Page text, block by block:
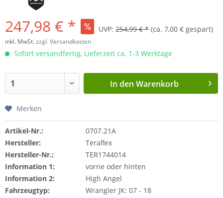
247,98 € * UVP: 254,99 € * (ca. 7,00 € gespart)
inkl. MwSt.zzgl. Versandkosten
Sofort versandfertig, Lieferzeit ca. 1-3 Werktage
In den Warenkorb
Merken
Artikel-Nr.:
0707.21A
Hersteller:
Teraflex
Hersteller-Nr.:
TER1744014
Information 1:
vorne oder hinten
Information 2:
High Angel
Fahrzeugtyp:
Wrangler JK: 07 - 18